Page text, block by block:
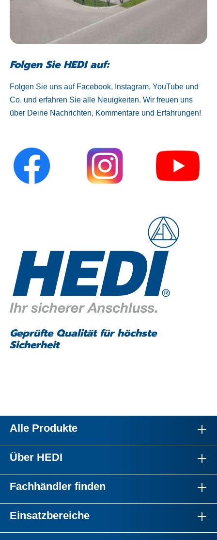
Folgen Sie HEDI auf:
Folgen Sie uns auf Facebook, Instagram, YouTube und
Co. und erfahren Sie alle Neuigkeiten. Wir freuen uns
über Deine Nachrichten, Kommentare und Erfahrungen!
Geprüfte Qualität für höchste
Sicherheit
Alle Produkte
Über HEDI
Fachhändler finden
Einsatzbereiche